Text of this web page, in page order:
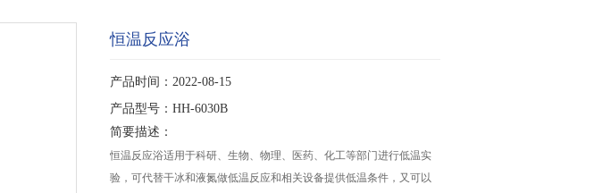
恒温反应浴
产品时间：2022-08-15
产品型号：HH-6030B
简要描述：
恒温反应浴适用于科研、生物、物理、医药、化工等部门进行低温实
验，可代替干冰和液氮做低温反应和相关设备提供低温条件，又可以